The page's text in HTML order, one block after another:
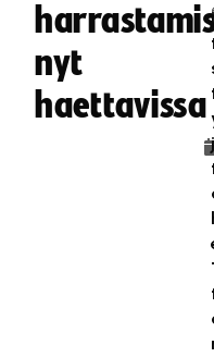
nyt
haettavissa